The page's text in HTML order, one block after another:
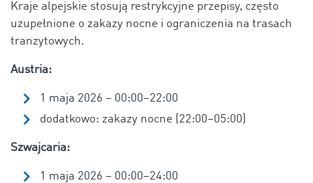
Kraje alpejskie stosują restrykcyjne przepisy, często
uzupełnione o zakazy nocne i ograniczenia na trasach
tranzytowych.
Austria:
1 maja 2026 – 00:00–22:00
dodatkowo: zakazy nocne (22:00–05:00)
Szwajcaria:
1 maja 2026 – 00:00–24:00